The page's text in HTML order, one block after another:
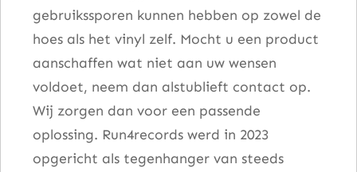
gebruikssporen kunnen hebben op zowel de
hoes als het vinyl zelf. Mocht u een product
aanschaffen wat niet aan uw wensen
voldoet, neem dan alstublieft contact op.
Wij zorgen dan voor een passende
oplossing. Run4records werd in 2023
opgericht als tegenhanger van steeds